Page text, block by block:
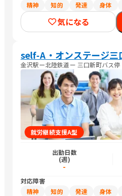
精神
知的 発達 身体
気になる
self-A・オンステージ三
金沢駅ー北陸鉄道ー 三口新町バス停
就労継続支援A型
出勤日数
(週)
-
対応障害
精神
知的 発達 身体